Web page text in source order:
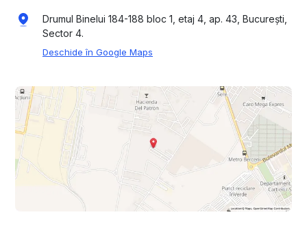
Drumul Binelui 184-188 bloc 1, etaj 4, ap. 43, București,
Sector 4.
Deschide în Google Maps